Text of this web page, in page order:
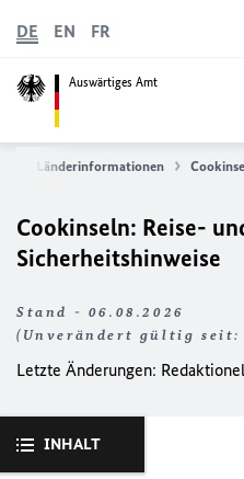
Auswärtiges Amt
DE EN FR
Länderinformationen
Cookinseln: Reise-
Sicherheitshinweise
Stand - 06.08.2026
(Unverändert gültig seit:
Letzte Änderungen:
INHALT